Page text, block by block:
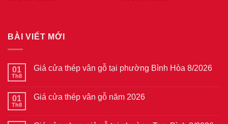
BÀI VIẾT MỚI
01
Th8
Giá cửa thép vân gỗ tại phường Bình Hòa 8/2026
luận
01
Th8
Giá cửa thép vân gỗ năm 2026